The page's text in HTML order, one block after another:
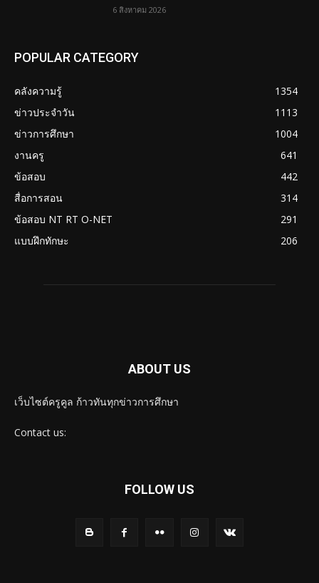
6 สิงหาคม 2026
POPULAR CATEGORY
คลังความรู้
1354
ข่าวประจำวัน
1113
ข่าวการศึกษา
1004
งานครู
641
ข้อสอบ
442
สื่อการสอน
314
ข้อสอบ NT RT O-NET
291
แบบฝึกทักษะ
206
ABOUT US
เว็บไซต์ครูคูล ก้าวทันทุกข่าวการศึกษา
Contact us:
FOLLOW US